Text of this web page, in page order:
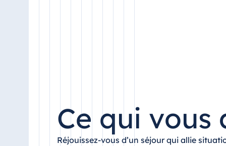
Ce qui vous
Réjouissez-vous d’un séjour qui allie